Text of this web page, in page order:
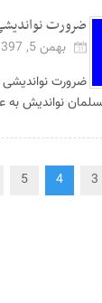
ضرورت
بهمن 5, 1397
ضرورت
نواندیش به
3
4
5